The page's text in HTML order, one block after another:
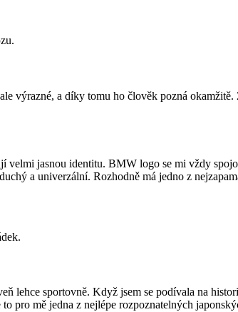
výrazné, a díky tomu ho člověk pozná
jasnou identitu. BMW logo se mi vždy
a univerzální. Rozhodně má jedno z
lehce sportovně. Když jsem se podívala na
pro mě jedna z nejlépe rozpoznatelných